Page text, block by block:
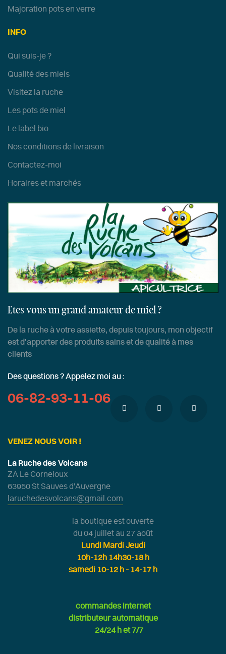
Majoration pots en verre
INFO
Qui suis-je ?
Qualité des miels
Visitez la ruche
Les pots de miel
Le label bio
Nos conditions de livraison
Contactez-moi
Horaires et marchés
Etes vous un grand amateur de miel ?
De la ruche à votre assiette, depuis toujours, mon objectif
est d'apporter des produits sains et de qualité à mes
clients
Des questions ? Appelez moi au :
06-82-93-11-06
VENEZ NOUS VOIR !
La Ruche des Volcans
ZA Le Corneloux
63950 St Sauves d'Auvergne
laruchedesvolcans@gmail.com
la boutique est ouverte
du 04 juillet au 27 août
Lundi Mardi Jeudi
10h-12h 14h30-18 h
samedi 10-12 h - 14-17 h
commandes internet
distributeur automatique
24/24 h et 7/7